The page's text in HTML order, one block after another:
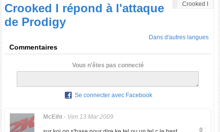
Crooked I
Crooked I répond à l'attaque
de Prodigy
Dans d'autres langues
Commentaires
Vous n'êtes pas connecté
Se connecter avec Facebook
McEiht- Ven 13 Mar 2009
0